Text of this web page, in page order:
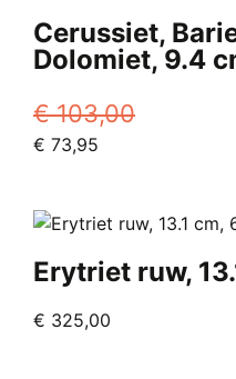
Cerussiet,
Dolomiet, 9.4
€103,00
Oorspronkelijke
€ 103,00.
€ 73,95
€ 73,95.
Erytriet ruw,
€ 325,00